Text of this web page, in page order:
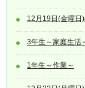
12月19日(金曜日
3年生～家庭生活
1年生～作業～